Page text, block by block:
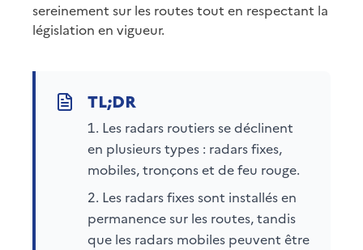
sereinement sur les routes tout en respectant la
législation en vigueur.
Les radars routiers se déclinent
en plusieurs types : radars fixes,
mobiles, tronçons et de feu rouge.
Les radars fixes sont installés en
permanence sur les routes, tandis
que les radars mobiles peuvent être